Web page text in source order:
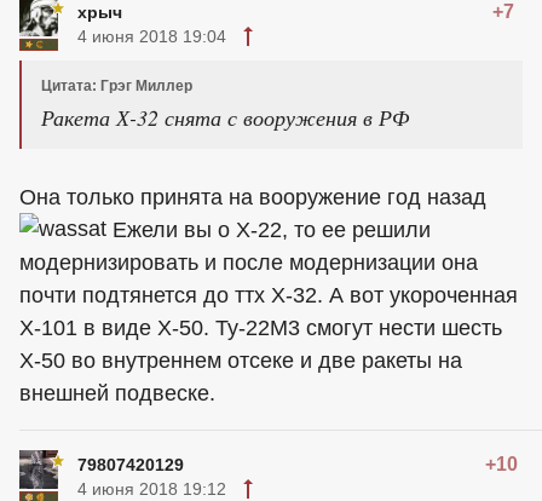
хрыч +7
4 июня 2018 19:04
Цитата: Грэг Миллер
Ракета Х-32 снята с вооружения в РФ
Она только принята на вооружение год назад
Ежели вы о Х-22, то ее решили
модернизировать и после модернизации она
почти подтянется до ттх Х-32. А вот укороченная
Х-101 в виде Х-50. Ту-22М3 смогут нести шесть
Х-50 во внутреннем отсеке и две ракеты на
внешней подвеске.
79807420129 +10
4 июня 2018 19:12